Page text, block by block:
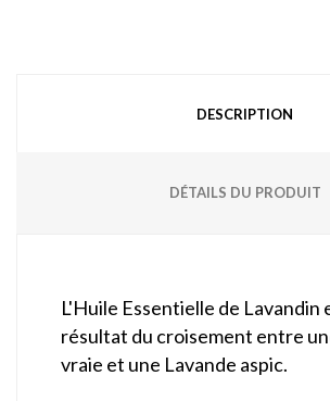
DESCRIPTION
DÉTAILS DU PRODUIT
L'Huile Essentielle de Lavandin
résultat du croisement entre
vraie et une Lavande aspic.